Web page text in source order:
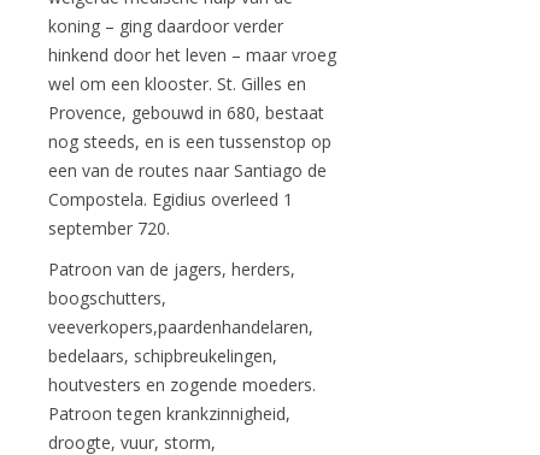
koning – ging daardoor verder
hinkend door het leven – maar vroeg
wel om een klooster. St. Gilles en
Provence, gebouwd in 680, bestaat
nog steeds, en is een tussenstop op
een van de routes naar Santiago de
Compostela. Egidius overleed 1
september 720.
Patroon van de jagers, herders,
boogschutters,
veeverkopers,paardenhandelaren,
bedelaars, schipbreukelingen,
houtvesters en zogende moeders.
Patroon tegen krankzinnigheid,
droogte, vuur, storm,